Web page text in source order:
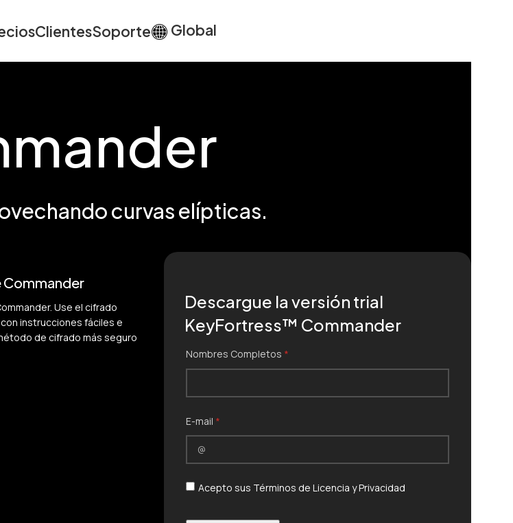
ClientesSoporte Global
curvas elípticas.
Commander
Use el cifrado
instrucciones fáciles e
de cifrado más seguro
Descargue la versión trial
KeyFortress™ Commander
Nombres Completos *
(obrigatório)
E-mail *
(obrigatório)
Términos de Uso y Privacidad*
(obrigatório)
Acepto sus Términos de Licencia y Privacidad